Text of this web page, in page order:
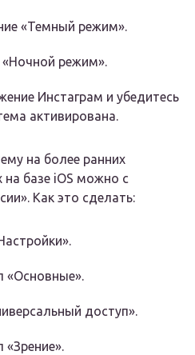
«Темный режим».
режим».
Инстаграм и убедитесь
активирована.
на более ранних
на базе iOS можно с
Как это сделать:
«Основные».
доступ».
«Зрение».